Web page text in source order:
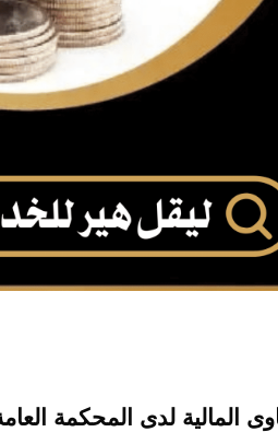
المالية لدى المحكمة